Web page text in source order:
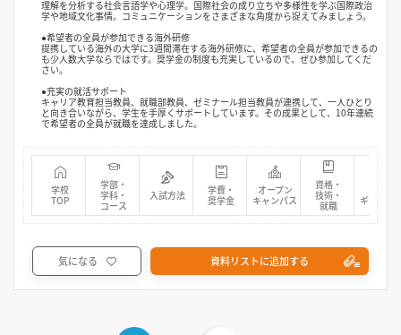
理解を分析する社会言語学や心理学。国際社会の成り立ちや多様性を学ぶ国際政治
学や地域文化事情。コミュニケーションをさまざまな角度から捉えてみましょう。
●希望者の全員が参加できる海外研修
提携している海外の大学に3週間滞在する海外研修に、希望者の全員が参加できるの
も少人数大学ならではです。奨学金の制度も充実しているので、ぜひ参加してくだ
さい。
●充実の就活サポート
キャリア教育担当教員、就職部教員、ゼミナール担当教員が連携して、一人ひとり
と向き合いながら、学生を手厚くサポートしています。その成果として、10年連続
で希望者の全員が就職を達成しました。
学校
TOP
学部・
学科・
コース
入試方法
学費・
奨学金
オープン
キャンパス
資格・
技術・
就職
フォト
ギャラリ
気になる 資料リストに追加する